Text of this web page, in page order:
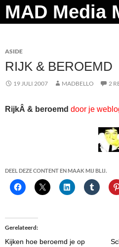
Ga
naar
Zoeken
ASIDE
RIJK & BEROEMD
19 JULI 2007 MADBELLO 2
RijkÂ & beroemd door je
DEEL DEZE CONTENT EN MAAK MIJ BLIJ.
Gerelateerd
Kijken hoe beroemd je op